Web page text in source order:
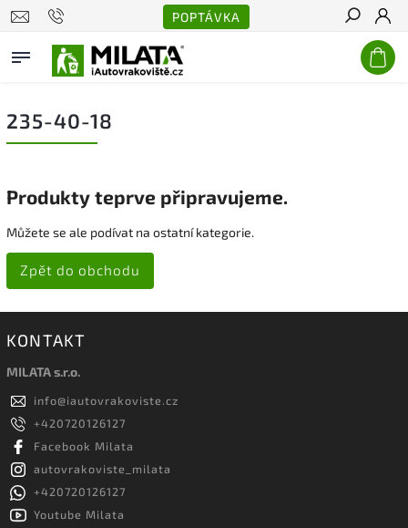
POPTÁVKA
Hledat
235-40-18
Produkty teprve připravujeme.
Můžete se ale podívat na ostatní kategorie.
Zpět do obchodu
KONTAKT
MILATA s.r.o.
info@iautovrakoviste.cz
+420720126127
Facebook Milata
autovrakoviste_milata
+420720126127
Youtube Milata